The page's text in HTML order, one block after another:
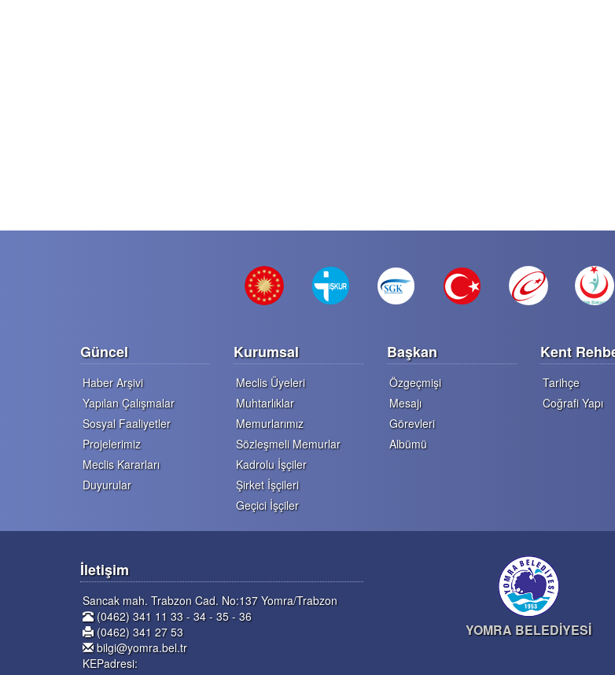
Güncel
Haber Arşivi
Yapılan Çalışmalar
Sosyal Faaliyetler
Projelerimiz
Meclis Kararları
Duyurular
Kurumsal
Meclis Üyeleri
Muhtarlıklar
Memurlarımız
Sözleşmeli Memurlar
Kadrolu İşçiler
Şirket İşçileri
Geçici İşçiler
Başkan
Özgeçmişi
Mesajı
Görevleri
Albümü
Kent
Tarihçe
Coğrafi Yapı
İletişim
Sancak mah. Trabzon Cad. No:137 Yomra/Trabzon
(0462) 341 11 33 - 34 - 35 - 36
(0462) 341 27 53
bilgi@yomra.bel.tr
KEPadresi:
YOMRA BELEDİYESİ